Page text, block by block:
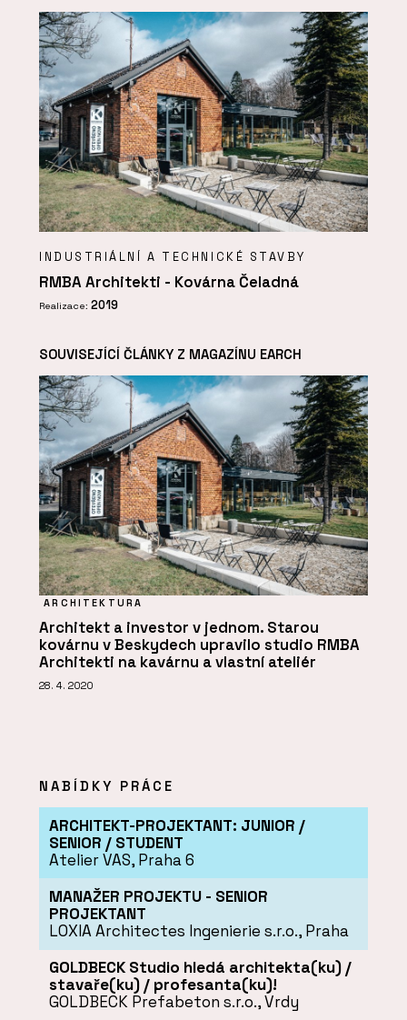
INDUSTRIÁLNÍ A TECHNICKÉ STAVBY
RMBA Architekti - Kovárna Čeladná
Realizace: 2019
SOUVISEJÍCÍ ČLÁNKY Z MAGAZÍNU EARCH
ARCHITEKTURA
Architekt a investor v jednom. Starou
kovárnu v Beskydech upravilo studio RMBA
Architekti na kavárnu a vlastní ateliér
28. 4. 2020
NABÍDKY PRÁCE
ARCHITEKT-PROJEKTANT: JUNIOR /
SENIOR / STUDENT
Atelier VAS, Praha 6
MANAŽER PROJEKTU - SENIOR
PROJEKTANT
LOXIA Architectes Ingenierie s.r.o., Praha
GOLDBECK Studio hledá architekta(ku) /
stavaře(ku) / profesanta(ku)!
GOLDBECK Prefabeton s.r.o., Vrdy